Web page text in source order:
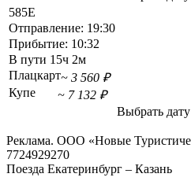
585Е
Отправление: 19:30
Прибытие: 10:32
В пути 15ч 2м
Плацкарт~ 3 560 ₽
Купе
~ 7 132 ₽
Выбрать
Реклама. ООО «Новые
7724929270
Поезда Екатеринбург – Казань